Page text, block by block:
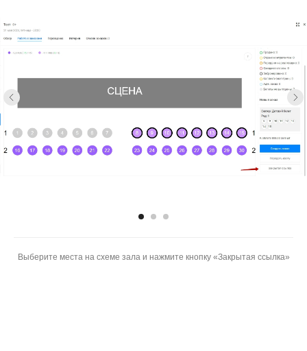
Выберите места на схеме зала и нажмите кнопку «Закрытая ссылка»